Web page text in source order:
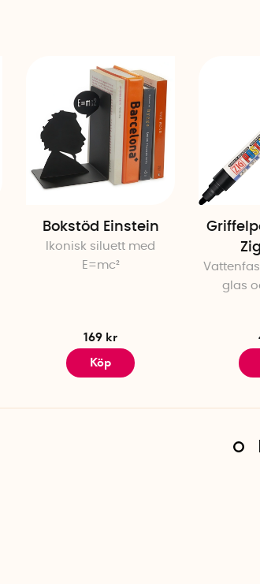
Bokstöd Einstein
Ikonisk siluett med
E=mc²
169 kr
Köp
glas